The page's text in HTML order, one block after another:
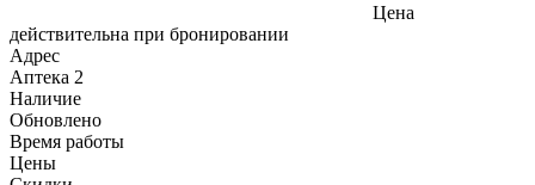
Цена
действительна при бронировании
Адрес
Аптека 2
Наличие
Обновлено
Время работы
Цены